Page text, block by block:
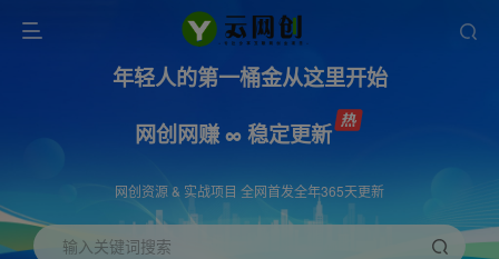
年轻人的第一桶金从这里开始
网创网赚 ∞ 稳定更新
网创资源 & 实战项目 全网首发全年365天更新
输入关键词搜索